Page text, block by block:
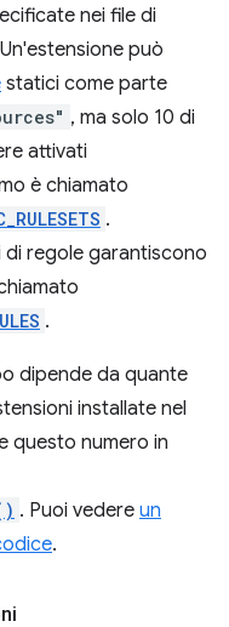
nei file di
può
statici come parte
, ma solo 10 di
attivati
è chiamato
.
di regole garantiscono
.
dipende da quante
installate nel
questo numero in
. Puoi vedere un
.